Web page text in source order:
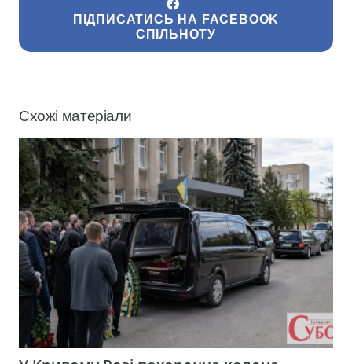
ПІДПИСАТИСЬ НА FACEBOOK
СПІЛЬНОТУ
Схожі матеріали